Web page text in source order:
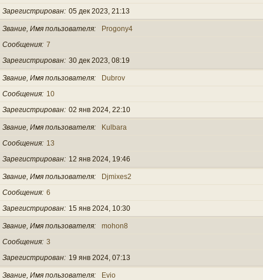
Зарегистрирован 05 дек 2023, 21:13
Звание, Имя пользователя
Progony4
Сообщения 7
Зарегистрирован 30 дек 2023, 08:19
Звание, Имя пользователя
Dubrov
Сообщения
10
Зарегистрирован 02 янв 2024, 22:10
Звание, Имя пользователя
Kulbara
Сообщения
13
Зарегистрирован
12 янв 2024, 19:46
Звание, Имя пользователя
Djmixes2
Сообщения 6
Зарегистрирован
15 янв 2024, 10:30
Звание, Имя пользователя
mohon8
Сообщения 3
Зарегистрирован
19 янв 2024, 07:13
Звание, Имя пользователя
Evio